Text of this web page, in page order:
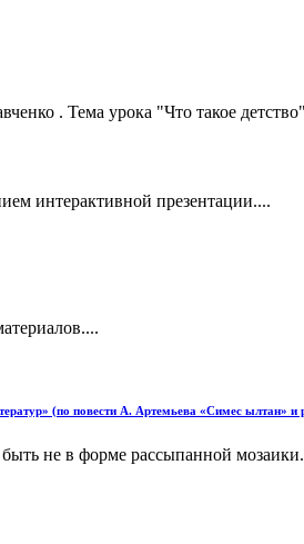
. Тема урока "Что такое
интерактивной презентации....
(по повести А. Артемьева «Симес ылтан»
не в форме рассыпанной